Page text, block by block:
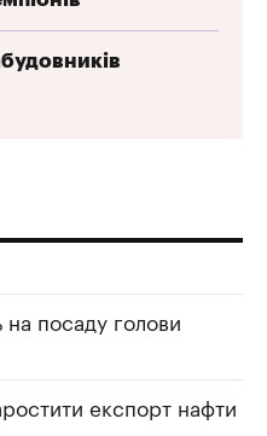
посаду голови
експорт нафти